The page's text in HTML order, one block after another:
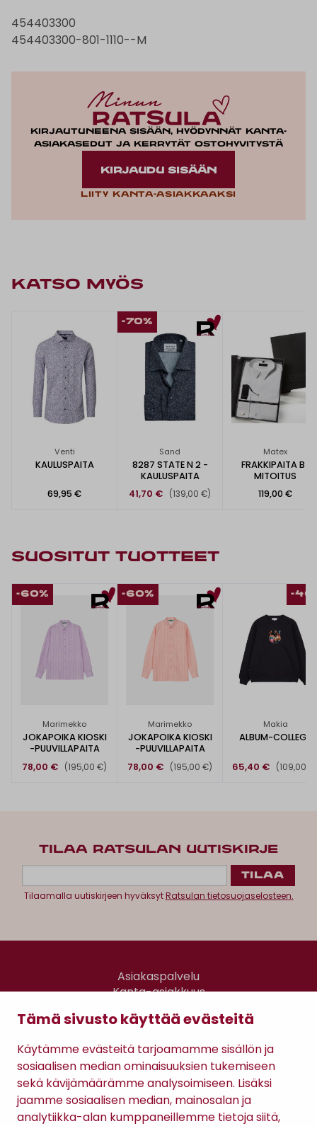
Tämä sivusto käyttää evästeitä
Käytämme evästeitä tarjoamamme sisällön ja
sosiaalisen median ominaisuuksien tukemiseen
sekä kävijämäärämme analysoimiseen. Lisäksi
jaamme sosiaalisen median, mainosalan ja
analytiikka-alan kumppaneillemme tietoja siitä,
454403300
454403300-801-1110--M
Kirjautuneena sisään, hyödynnät kanta-
asiakasedut ja kerrytät ostohyvitystä
KIRJAUDU SISÄÄN
Liity kanta-asiakkaaksi
KATSO MYÖS
Venti
KAULUSPAITA
69,95 €
-70%
Sand
8287 STATE N 2 -
KAULUSPAITA
41,70 €
(139,00 €)
Matex
FRAKKIPAITA B-
MITOITUS
119,00 €
SUOSITUT TUOTTEET
-60%
Marimekko
JOKAPOIKA KIOSKI
-PUUVILLAPAITA
78,00 €
(195,00 €)
-60%
Marimekko
JOKAPOIKA KIOSKI
-PUUVILLAPAITA
78,00 €
(195,00 €)
-
Makia
ALBUM-COLLEGE
65,40 € (109,00
TILAA RATSULAN UUTISKIRJE
Tilaamalla uutiskirjeen hyväksytRatsulan tietosuojaselosteen.
Asiakaspalvelu
Kanta-asiakkuus
Gomee Ratsula Café
Sopimusehdot
Tietosuojaseloste
Maksutavat